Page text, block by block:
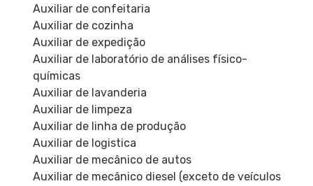
Auxiliar de confeitaria
Auxiliar de cozinha
Auxiliar de expedição
Auxiliar de laboratório de análises físico-
químicas
Auxiliar de lavanderia
Auxiliar de limpeza
Auxiliar de linha de produção
Auxiliar de logistica
Auxiliar de mecânico de autos
Auxiliar de mecânico diesel (exceto de veículos